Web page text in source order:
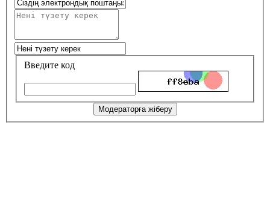
Введите код
Модераторға жіберу